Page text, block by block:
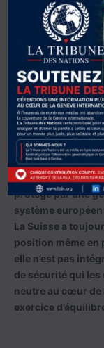
du côté
discussions
2024, Oman a
transmettre les
attaque de
l’escalade.
Il importe ici de
neutralités
Confédération
de neutralité
protégé par une
système
La Suisse a
position même en
elle n’est pas
de sécurité qui
neutre au cœur de
exercice